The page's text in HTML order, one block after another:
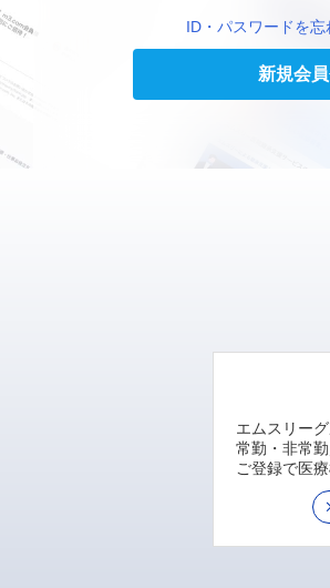
ID・パスワードを忘
新規会
エムスリー
常勤・非常
ご登録で医